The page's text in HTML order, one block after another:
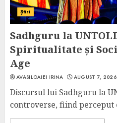
Știri
Sadhguru la
Spiritualitate și
Age
AVASILOAIEI IRINA AUGUST 7, 2026
Discursul lui Sadhguru la
controverse, fiind perceput